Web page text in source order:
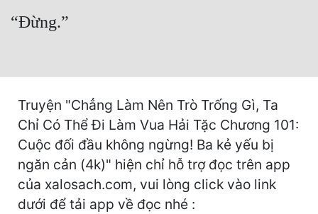
Góc Nhìn Nữ
Huyền Nghi
Huyền Ảo
Hài Hước
Hệ Thống
Học Đường
“Đừng.”
Truyện "Chẳng Làm Nên Trò Trống Gì, Ta
Chỉ Có Thể Đi Làm Vua Hải Tặc Chương 101:
Cuộc đối đầu không ngừng! Ba kẻ yếu bị
ngăn cản (4k)" hiện chỉ hỗ trợ đọc trên app
của xalosach.com, vui lòng click vào link
dưới để tải app về đọc nhé :